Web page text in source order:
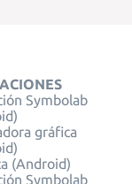
Symbolab
gráfica
(Android)
Symbolab